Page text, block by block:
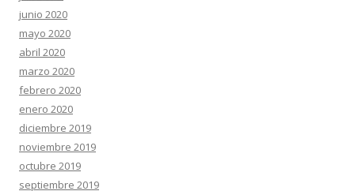
junio 2020
mayo 2020
abril 2020
marzo 2020
febrero 2020
enero 2020
diciembre 2019
noviembre 2019
octubre 2019
septiembre 2019